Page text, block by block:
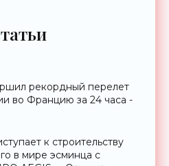
рекордный перелет
во Францию за 24 часа -
к строительству
в мире эсминца с